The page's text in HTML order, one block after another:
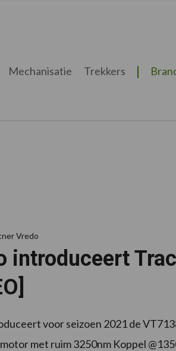
Mechanisatie Trekkers
Vredo
introduceert
voor seizoen 2021 de
met ruim 3250nm Koppel